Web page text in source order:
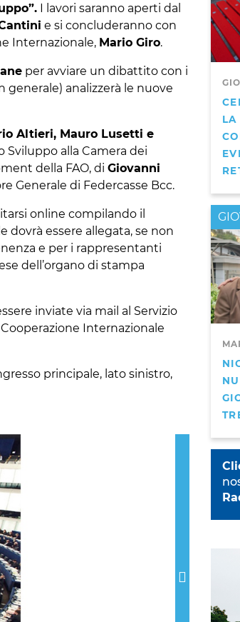
I lavori saranno aperti dal
e si concluderanno con
Internazionale, Mario Giro.
per avviare un dibattito con i
analizzerà le nuove
Altieri, Mauro Lusetti e
alla Camera dei
della FAO, di Giovanni
Generale di Federcasse Bcc.
online compilando il
essere allegata, se non
e per i rappresentanti
dell’organo di stampa
inviate via mail al Servizio
Internazionale
principale, lato sinistro,
LA